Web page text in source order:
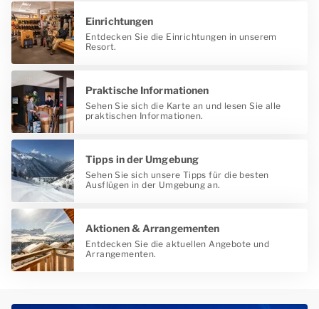
Einrichtungen
Entdecken Sie die Einrichtungen in unserem
Resort.
Praktische Informationen
Sehen Sie sich die Karte an und lesen Sie alle
praktischen Informationen.
Tipps in der Umgebung
Sehen Sie sich unsere Tipps für die besten
Ausflügen in der Umgebung an.
Aktionen & Arrangementen
Entdecken Sie die aktuellen Angebote und
Arrangementen.